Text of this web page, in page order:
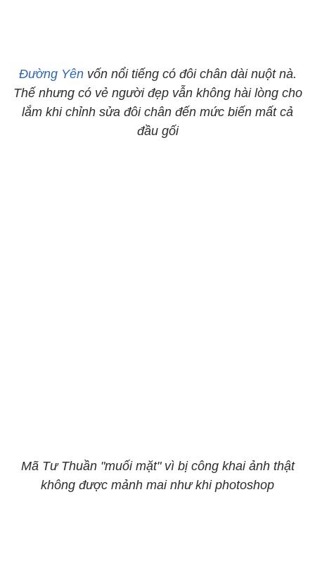
Đường Yênvốn nổi tiếng có đôi chân dài nuột nà.
Thế nhưng có vẻ người đẹp vẫn không hài lòng cho
lắm khi chỉnh sửa đôi chân đến mức biến mất cả
đầu gối
Mã Tư Thuần "muối mặt" vì bị công khai ảnh thật
không được mảnh mai như khi photoshop